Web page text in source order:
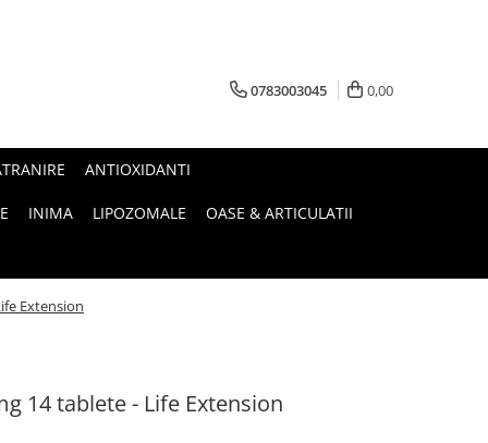
0783003045 0,00
ANTIOXIDANTI
INIMA LIPOZOMALE OASE & ARTICULATII
Extension
14 tablete - Life Extension